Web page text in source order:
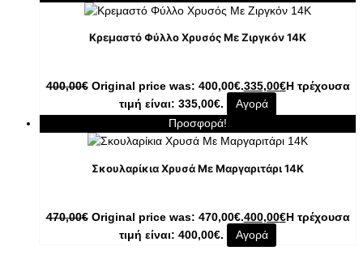
Κρεμαστό Φύλλο Χρυσός Με Ζιργκόν 14K
400,00€ Original price was: 400,00€.335,00€Η τρέχουσα
τιμή είναι: 335,00€.
Αγορά
Προσφορά!
Σκουλαρίκια Χρυσά Με Μαργαριτάρι 14K
470,00€ Original price was: 470,00€.400,00€Η τρέχουσα
τιμή είναι: 400,00€.
Αγορά